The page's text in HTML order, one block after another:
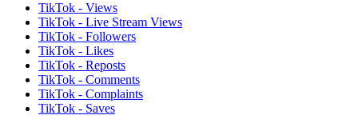
TikTok - Views
TikTok - Live Stream Views
TikTok - Followers
TikTok - Likes
TikTok - Reposts
TikTok - Comments
TikTok - Complaints
TikTok - Saves